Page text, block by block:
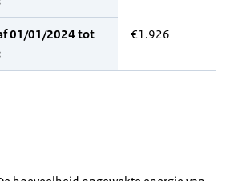
01/01/2024 tot
€1.926